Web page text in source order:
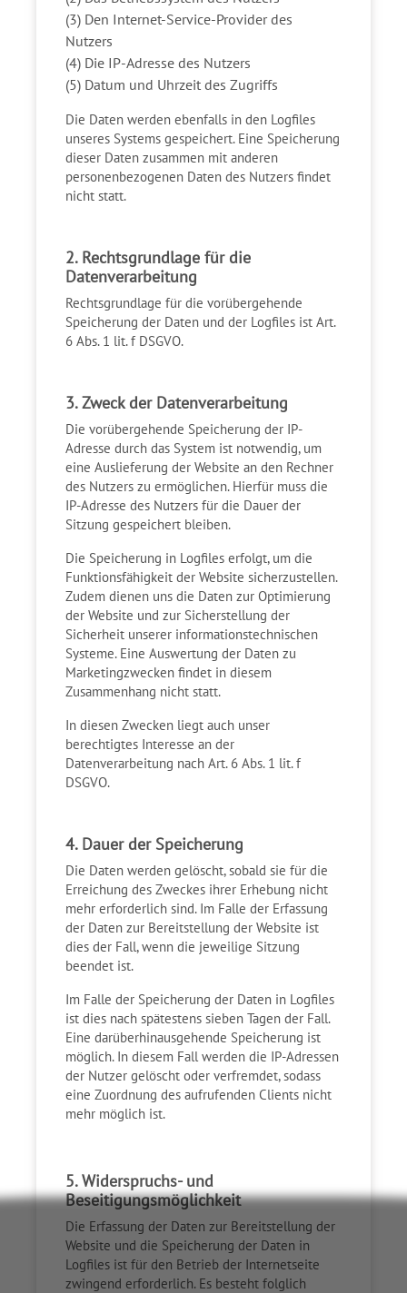
(3) Den Internet-Service-Provider des
Nutzers
(4) Die IP-Adresse des Nutzers
(5) Datum und Uhrzeit des Zugriffs
Die Daten werden ebenfalls in den Logfiles
unseres Systems gespeichert. Eine Speicherung
dieser Daten zusammen mit anderen
personenbezogenen Daten des Nutzers findet
nicht statt.
2. Rechtsgrundlage für die
Datenverarbeitung
Rechtsgrundlage für die vorübergehende
Speicherung der Daten und der Logfiles ist Art.
6 Abs. 1 lit. f DSGVO.
3. Zweck der Datenverarbeitung
Die vorübergehende Speicherung der IP-
Adresse durch das System ist notwendig, um
eine Auslieferung der Website an den Rechner
des Nutzers zu ermöglichen. Hierfür muss die
IP-Adresse des Nutzers für die Dauer der
Sitzung gespeichert bleiben.
Die Speicherung in Logfiles erfolgt, um die
Funktionsfähigkeit der Website sicherzustellen.
Zudem dienen uns die Daten zur Optimierung
der Website und zur Sicherstellung der
Sicherheit unserer informationstechnischen
Systeme. Eine Auswertung der Daten zu
Marketingzwecken findet in diesem
Zusammenhang nicht statt.
In diesen Zwecken liegt auch unser
berechtigtes Interesse an der
Datenverarbeitung nach Art. 6 Abs. 1 lit. f
DSGVO.
4. Dauer der Speicherung
Die Daten werden gelöscht, sobald sie für die
Erreichung des Zweckes ihrer Erhebung nicht
mehr erforderlich sind. Im Falle der Erfassung
der Daten zur Bereitstellung der Website ist
dies der Fall, wenn die jeweilige Sitzung
beendet ist.
Im Falle der Speicherung der Daten in Logfiles
ist dies nach spätestens sieben Tagen der Fall.
Eine darüberhinausgehende Speicherung ist
möglich. In diesem Fall werden die IP-Adressen
der Nutzer gelöscht oder verfremdet, sodass
eine Zuordnung des aufrufenden Clients nicht
mehr möglich ist.
5. Widerspruchs- und
Beseitigungsmöglichkeit
Die Erfassung der Daten zur Bereitstellung der
Website und die Speicherung der Daten in
Logfiles ist für den Betrieb der Internetseite
zwingend erforderlich. Es besteht folglich